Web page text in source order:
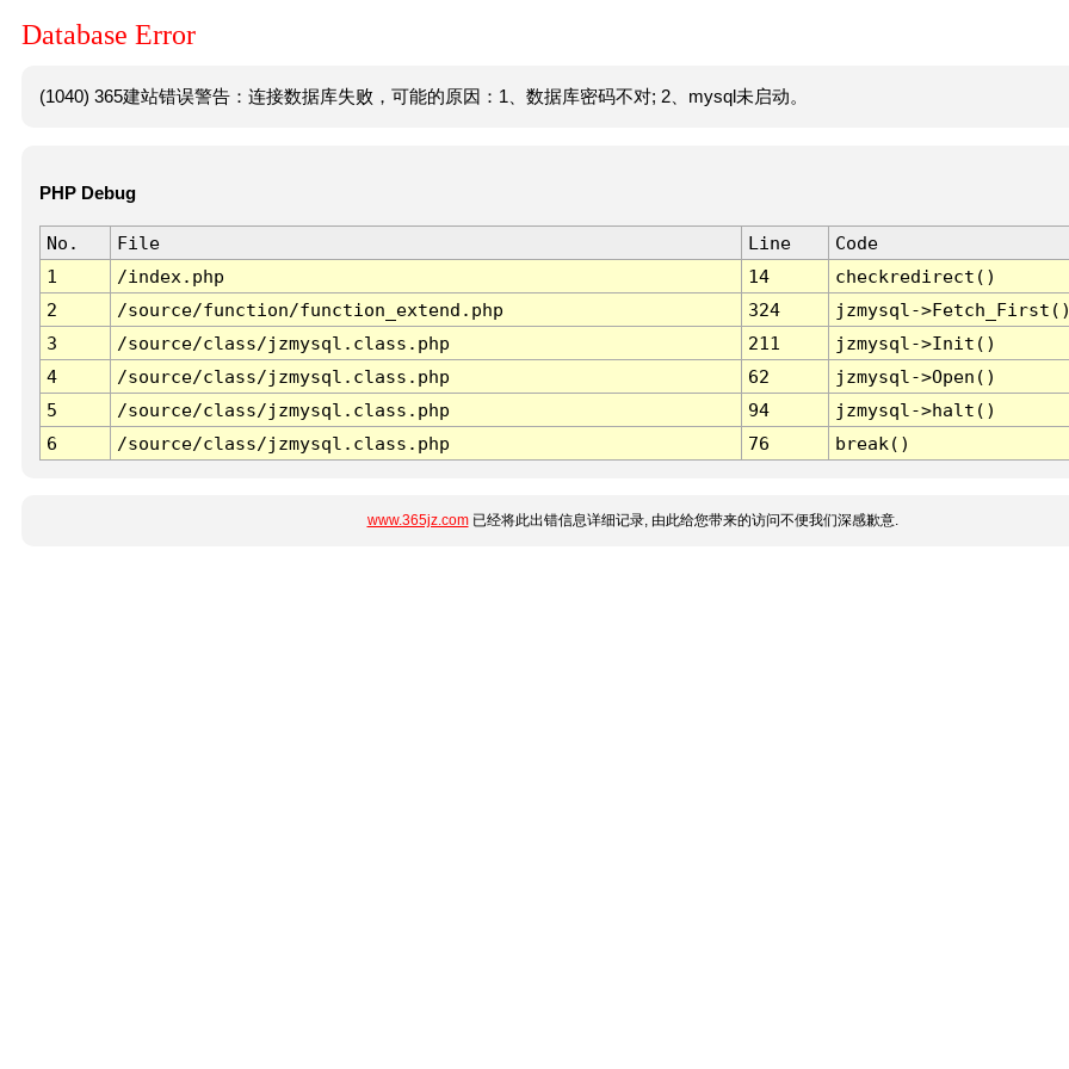
Database Error
(1040) 365建站错误警告：连接数据库失败，可能的原因：1、数据库密码不对; 2、mysql未启动。
PHP Debug
No. File Line
Code
1
/index.php 14
checkredirect()
2
/source/function/function_extend.php 324
jzmysql-
3
/source/class/jzmysql.class.php 211
jzmysql->Init()
4
/source/class/jzmysql.class.php 62
jzmysql->Open()
5
/source/class/jzmysql.class.php 94
jzmysql->halt()
6
/source/class/jzmysql.class.php 76 break()
www.365jz.com已经将此出错信息详细记录, 由此给您带来的访问不便我们深感歉意.